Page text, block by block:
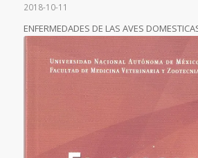
2018-10-11
ENFERMEDADES DE LAS AVES